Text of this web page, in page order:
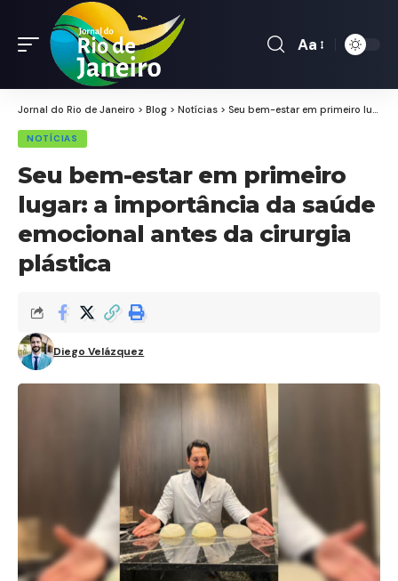
Font
Aa
Jornal do Rio de Janeiro > Blog > Notícias > Seu bem-estar em primeiro lugar: a importância da saúde emocional antes da cirurgia plástica
NOTÍCIAS
Seu bem-estar em primeiro
lugar: a importância da saúde
emocional antes da cirurgia
plástica
Diego Velázquez